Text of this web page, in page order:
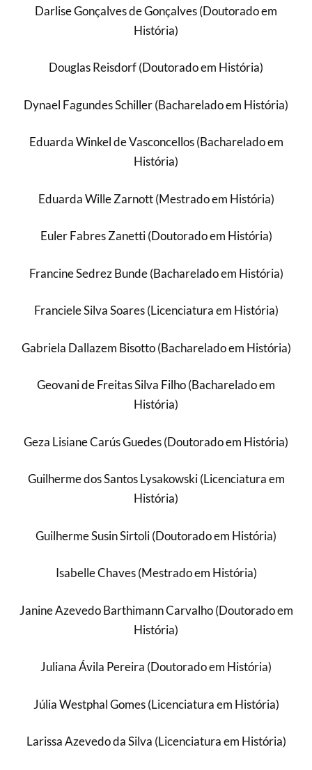
Darlise Gonçalves de Gonçalves (Doutorado em
História)
Douglas Reisdorf (Doutorado em História)
Dynael Fagundes Schiller (Bacharelado em História)
Eduarda Winkel de Vasconcellos (Bacharelado em
História)
Eduarda Wille Zarnott (Mestrado em História)
Euler Fabres Zanetti (Doutorado em História)
Francine Sedrez Bunde (Bacharelado em História)
Franciele Silva Soares (Licenciatura em História)
Gabriela Dallazem Bisotto (Bacharelado em História)
Geovani de Freitas Silva Filho (Bacharelado em
História)
Geza Lisiane Carús Guedes (Doutorado em História)
Guilherme dos Santos Lysakowski (Licenciatura em
História)
Guilherme Susin Sirtoli (Doutorado em História)
Isabelle Chaves (Mestrado em História)
Janine Azevedo Barthimann Carvalho (Doutorado em
História)
Juliana Ávila Pereira (Doutorado em História)
Júlia Westphal Gomes (Licenciatura em História)
Larissa Azevedo da Silva (Licenciatura em História)